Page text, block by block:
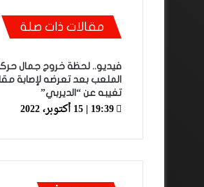
مقالات ذات صلة
فيديو.. لحظة خروج جمال
الملعب بعد تعرضه لإصابة
تغيبه عن “الديربي”
19:39 | 15 أكتوبر، 2022